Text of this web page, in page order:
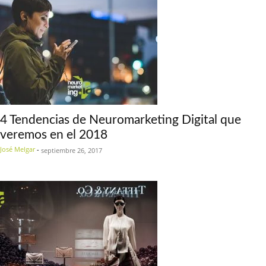
4 Tendencias de Neuromarketing Digital que
veremos en el 2018
José Melgar - septiembre 26, 2017